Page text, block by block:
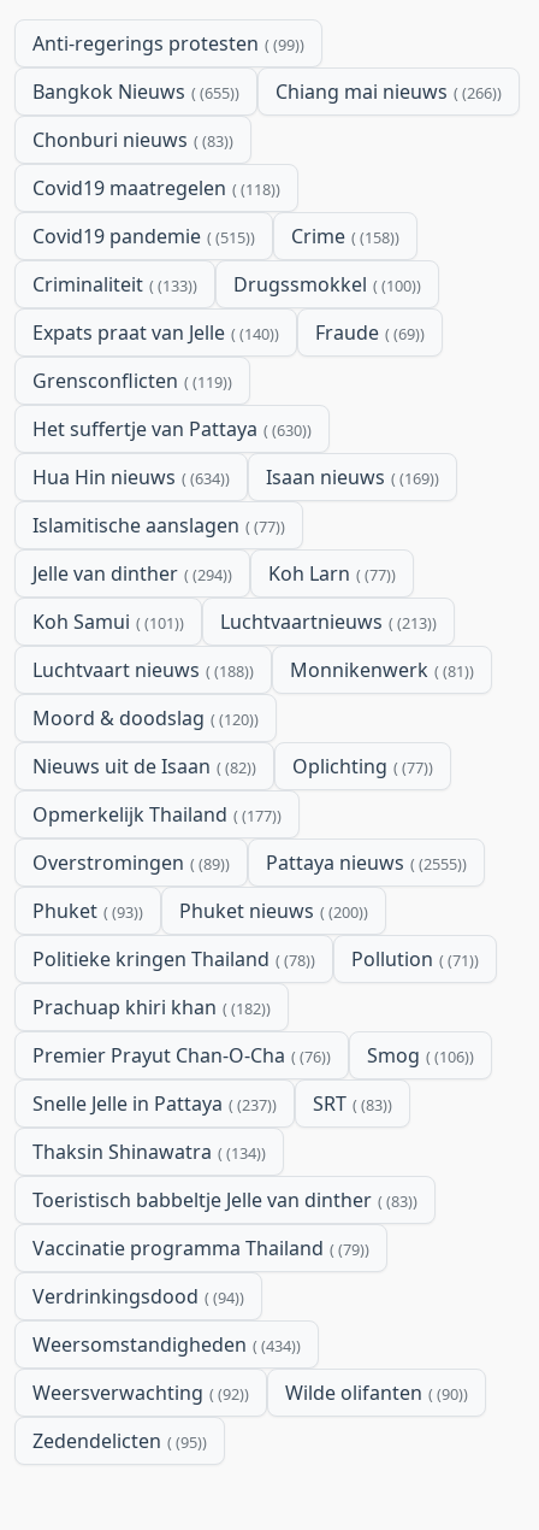
Anti-regerings protesten (99)
Bangkok Nieuws (655) Chiang mai nieuws (266)
Chonburi nieuws (83)
Covid19 maatregelen (118)
Covid19 pandemie (515) Crime (158)
Criminaliteit (133) Drugssmokkel (100)
Expats praat van Jelle (140) Fraude (69)
Grensconflicten (119)
Het suffertje van Pattaya (630)
Hua Hin nieuws (634) Isaan nieuws (169)
Islamitische aanslagen (77)
Jelle van dinther (294) Koh Larn (77)
Koh Samui (101) Luchtvaartnieuws (213)
Luchtvaart nieuws (188) Monnikenwerk (81)
Moord & doodslag (120)
Nieuws uit de Isaan (82) Oplichting (77)
Opmerkelijk Thailand (177)
Overstromingen (89) Pattaya nieuws (2555)
Phuket (93) Phuket nieuws (200)
Politieke kringen Thailand (78) Pollution (71)
Prachuap khiri khan (182)
Premier Prayut Chan-O-Cha (76) Smog (106)
Snelle Jelle in Pattaya (237) SRT (83)
Thaksin Shinawatra (134)
Toeristisch babbeltje Jelle van dinther (83)
Vaccinatie programma Thailand (79)
Verdrinkingsdood (94)
Weersomstandigheden (434)
Weersverwachting (92) Wilde olifanten (90)
Zedendelicten (95)